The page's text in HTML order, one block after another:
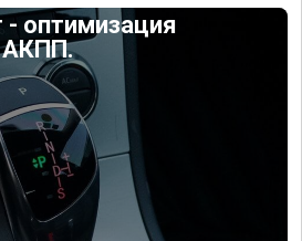
оптимизация
АКПП.